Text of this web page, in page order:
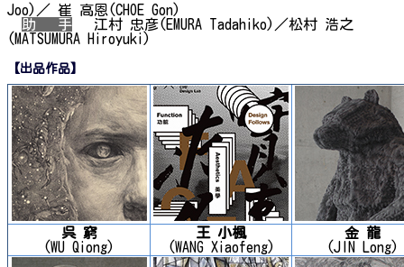
Joo)／ 崔 高恩(CHOE Gon)
助 手
江村 忠彦(EMURA Tadahiko)／松村 浩之
(MATSUMURA Hiroyuki)
【出品作品】
呉 窮
(WU Qiong)
王 小楓
(WANG Xiaofeng)
金 龍
(JIN Long)